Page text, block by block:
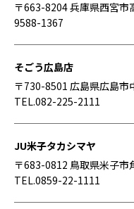
〒663-8204 兵庫県西宮市
9588-1367
そごう広島店
〒730-8501 広島県広島市
TEL.082-225-2111
JU米子タカシマヤ
〒683-0812 鳥取県米子市
TEL.0859-22-1111